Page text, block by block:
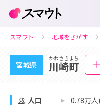
スマウト 地域をさがす
宮城県
かわさきまち
川崎町
人口 0.78万